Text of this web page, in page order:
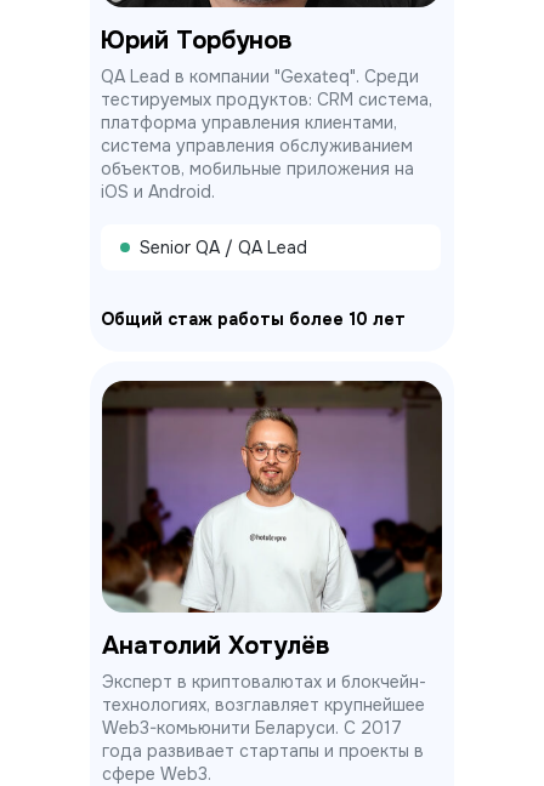
Анатолий Хотулёв
Эксперт в криптовалютах и блокчейн-
технологиях, возглавляет крупнейшее
Web3-комьюнити Беларуси. С 2017
года развивает стартапы и проекты в
сфере Web3.
Юрий Торбунов
QA Lead в компании "Gexateq". Среди
тестируемых продуктов: CRM система,
платформа управления клиентами,
система управления обслуживанием
объектов, мобильные приложения на
iOS и Android.
Senior QA / QA Lead
Общий стаж работы более 10 лет